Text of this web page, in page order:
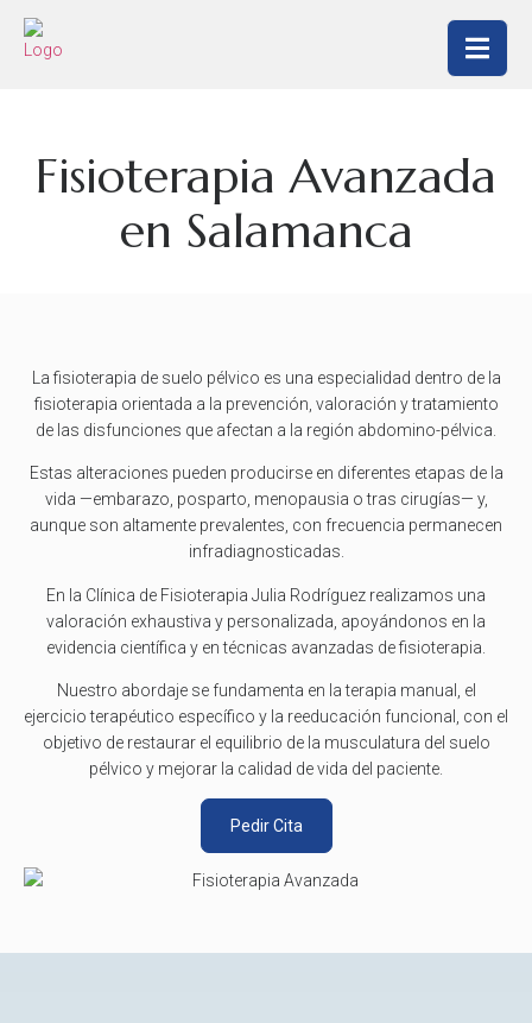
Fisioterapia Avanzada
en Salamanca
La fisioterapia de suelo pélvico es una especialidad dentro de la
fisioterapia orientada a la prevención, valoración y tratamiento
de las disfunciones que afectan a la región abdomino-pélvica.
Estas alteraciones pueden producirse en diferentes etapas de la
vida —embarazo, posparto, menopausia o tras cirugías— y,
aunque son altamente prevalentes, con frecuencia permanecen
infradiagnosticadas.
En la Clínica de Fisioterapia Julia Rodríguez realizamos una
valoración exhaustiva y personalizada, apoyándonos en la
evidencia científica y en técnicas avanzadas de fisioterapia.
Nuestro abordaje se fundamenta en la terapia manual, el
ejercicio terapéutico específico y la reeducación funcional, con el
objetivo de restaurar el equilibrio de la musculatura del suelo
pélvico y mejorar la calidad de vida del paciente.
Pedir Cita